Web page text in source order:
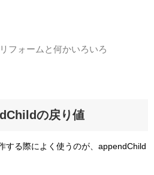
フォームと何かいろいろ
の戻り値
する際によく使うのが、appendChild